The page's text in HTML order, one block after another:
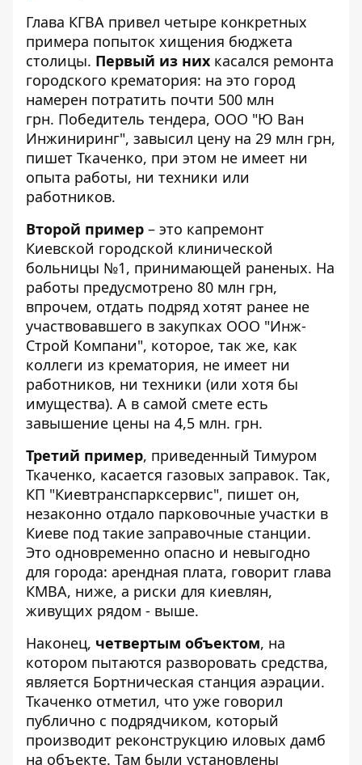
Глава КГВА привел четыре конкретных
примера попыток хищения бюджета
столицы. Первый из них касался ремонта
городского крематория: на это город
намерен потратить почти 500 млн
грн. Победитель тендера, ООО "Ю Ван
Инжиниринг", завысил цену на 29 млн грн,
пишет Ткаченко, при этом не имеет ни
опыта работы, ни техники или
работников.
Второй пример – это капремонт
Киевской городской клинической
больницы №1, принимающей раненых. На
работы предусмотрено 80 млн грн,
впрочем, отдать подряд хотят ранее не
участвовавшего в закупках ООО "Инж-
Строй Компани", которое, так же, как
коллеги из крематория, не имеет ни
работников, ни техники (или хотя бы
имущества). А в самой смете есть
завышение цены на 4,5 млн. грн.
Третий пример, приведенный Тимуром
Ткаченко, касается газовых заправок. Так,
КП "Киевтранспарксервис", пишет он,
незаконно отдало парковочные участки в
Киеве под такие заправочные станции.
Это одновременно опасно и невыгодно
для города: арендная плата, говорит глава
КМВА, ниже, а риски для киевлян,
живущих рядом - выше.
Наконец, четвертым объектом, на
котором пытаются разворовать средства,
является Бортническая станция аэрации.
Ткаченко отметил, что уже говорил
публично с подрядчиком, который
производит реконструкцию иловых дамб
на объекте. Там были установлены